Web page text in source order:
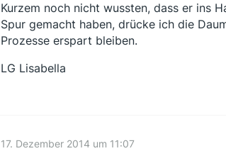
Kurzem noch nicht wussten, dass er ins
Spur gemacht haben, drücke ich die
Prozesse erspart bleiben.
LG Lisabella
17. Dezember 2014 um 11:07